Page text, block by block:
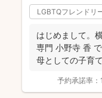
LGBTQフレンドリ
はじめまして。
専門 小野寺 香
母としての子育
予約承諾率：